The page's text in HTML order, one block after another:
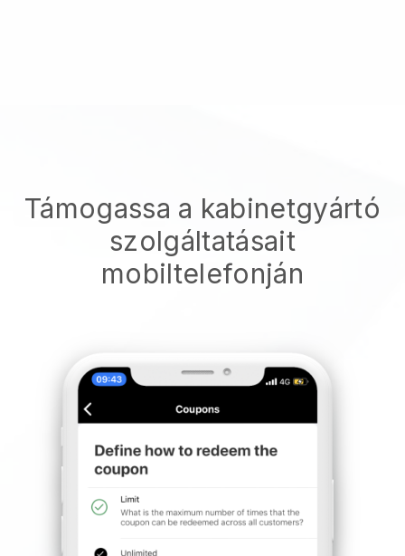
Támogassa a kabinetgyártó
szolgáltatásait
mobiltelefonján